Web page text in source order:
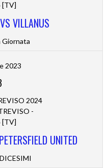
[TV]
VILLANUS
Giornata
2023
2024
-
[TV]
UNITED